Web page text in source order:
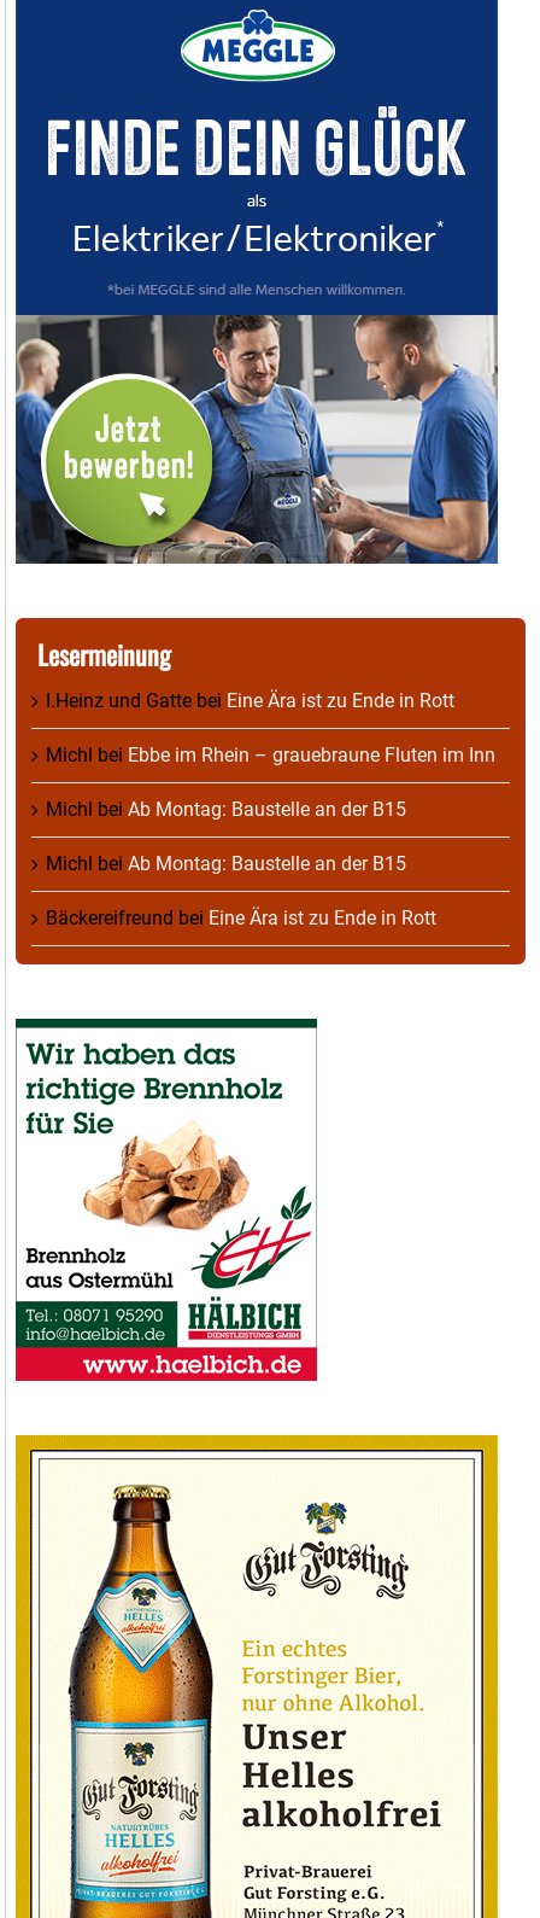
Lesermeinung
I.Heinz und Gatte bei Eine Ära ist zu Ende in Rott
Michl bei Ebbe im Rhein – grauebraune Fluten im Inn
Michl bei Ab Montag: Baustelle an der B15
Michl bei Ab Montag: Baustelle an der B15
Bäckereifreund bei Eine Ära ist zu Ende in Rott